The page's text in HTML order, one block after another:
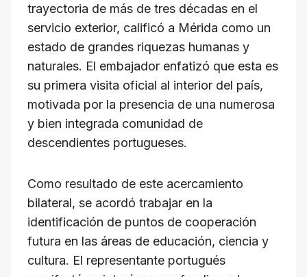
trayectoria de más de tres décadas en el
servicio exterior, calificó a Mérida como un
estado de grandes riquezas humanas y
naturales. El embajador enfatizó que esta es
su primera visita oficial al interior del país,
motivada por la presencia de una numerosa
y bien integrada comunidad de
descendientes portugueses.
Como resultado de este acercamiento
bilateral, se acordó trabajar en la
identificación de puntos de cooperación
futura en las áreas de educación, ciencia y
cultura. El representante portugués